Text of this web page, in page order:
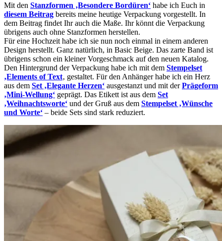
Mit den Stanzformen ‚Besondere Bordüren‘ habe ich Euch in
diesem Beitrag bereits meine heutige Verpackung vorgestellt. In
dem Beitrag findet Ihr auch die Maße. Ihr könnt die Verpackung
übrigens auch ohne Stanzformen herstellen.
Für eine Hochzeit habe ich sie nun noch einmal in einem anderen
Design herstellt. Ganz natürlich, in Basic Beige. Das zarte Band ist
übrigens schon ein kleiner Vorgeschmack auf den neuen Katalog.
Den Hintergrund der Verpackung habe ich mit dem Stempelset
‚Elements of Text‚ gestaltet. Für den Anhänger habe ich ein Herz
aus dem Set ‚Elegante Herzen‘ ausgestanzt und mit derPrägeform
‚Mini-Wellung‘ geprägt. Das Etikett ist aus dem Set
‚Weihnachtsworte‘ und der Gruß aus dem Stempelset ‚Wünsche
und Worte‘ – beide Sets sind stark reduziert.